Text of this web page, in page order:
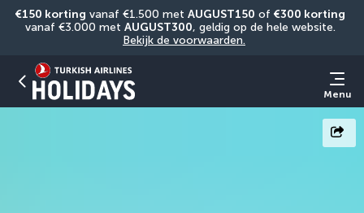
€150 korting vanaf €1.500 met AUGUST150 of €300 korting
vanaf €3.000 met AUGUST300
Bekijk de voorwaarden.
Menu